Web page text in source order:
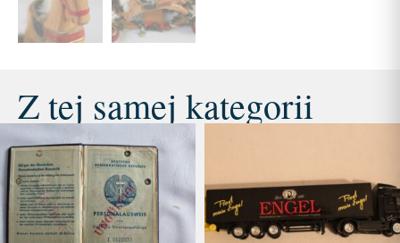
Z tej samej kategorii